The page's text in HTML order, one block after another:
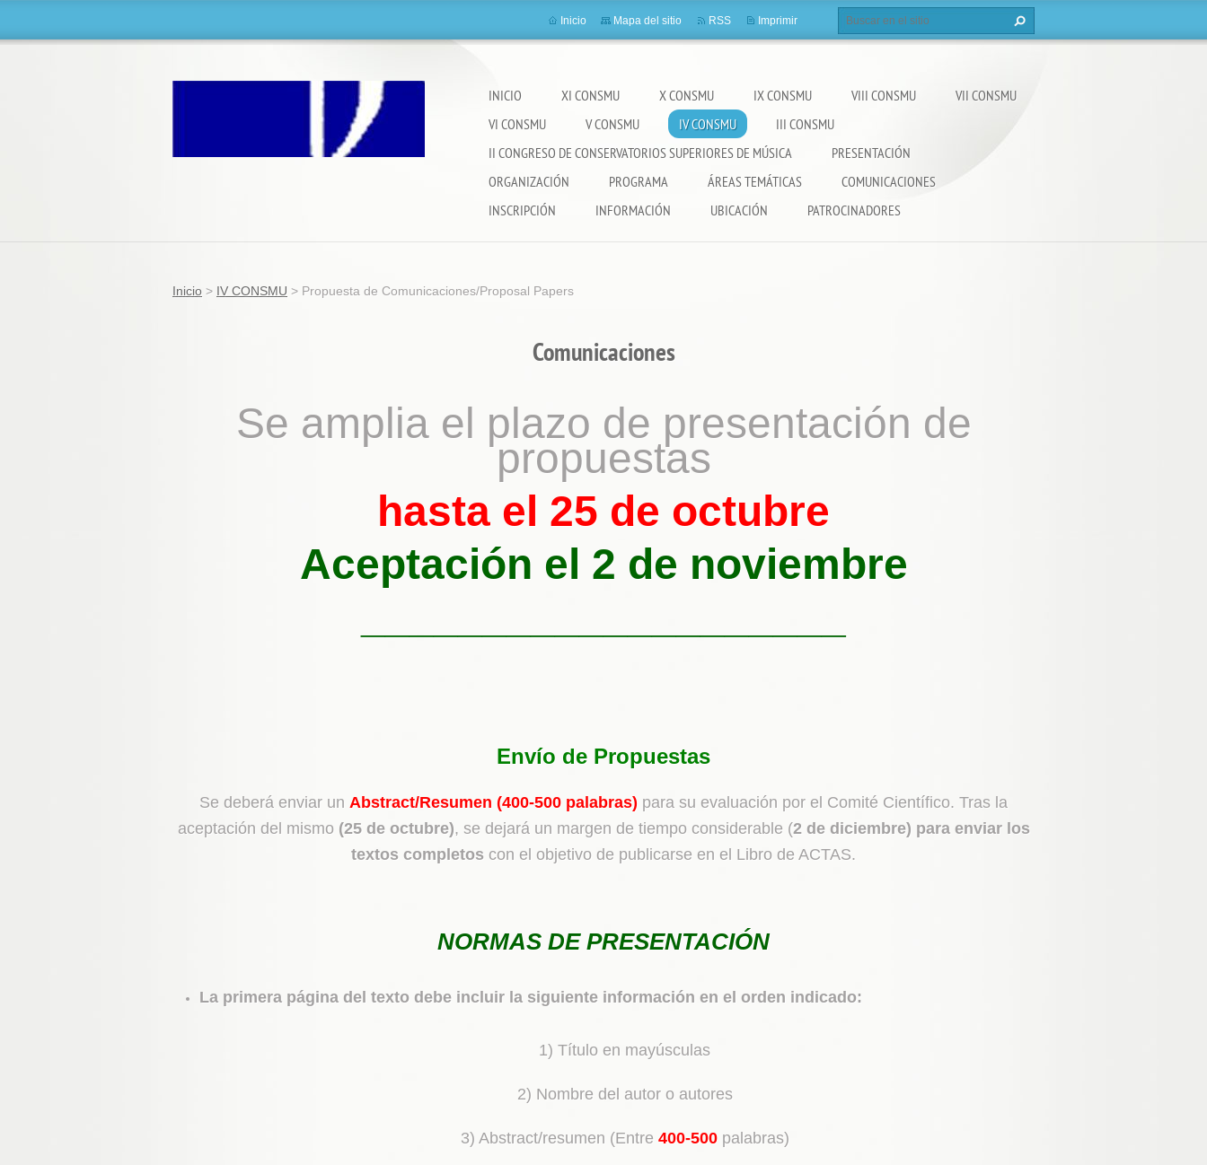
INICIO XI CONSMU X CONSMU IX CONSMU VIII CONSMU
VII CONSMU
VI CONSMU
V CONSMU IV CONSMU
III CONSMU
II CONGRESO DE CONSERVATORIOS SUPERIORES DE MÚSICA
PRESENTACIÓN
ORGANIZACIÓN
PROGRAMA ÁREAS TEMÁTICAS
COMUNICACIONES
INSCRIPCIÓN
INFORMACIÓN UBICACIÓN PATROCINADORES
Inicio Mapa del sitio RSS Imprimir
Inicio > IV CONSMU > Propuesta de Comunicaciones/Proposal Papers
Comunicaciones
Se amplia el plazo de presentación de
propuestas
hasta el 25 de octubre
Aceptación el 2 de noviembre
Envío de Propuestas
Se deberá enviar un Abstract/Resumen (400-500 palabras) para su evaluación por el Comité Científico. Tras la
aceptación del mismo (25 de octubre), se dejará un margen de tiempo considerable (2 de diciembre) para enviar los
textos completos con el objetivo de publicarse en el Libro de ACTAS.
NORMAS DE PRESENTACIÓN
La primera página del texto debe incluir la siguiente información en el orden indicado:
1) Título en mayúsculas
2) Nombre del autor o autores
3) Abstract/resumen (Entre 400-500palabras)